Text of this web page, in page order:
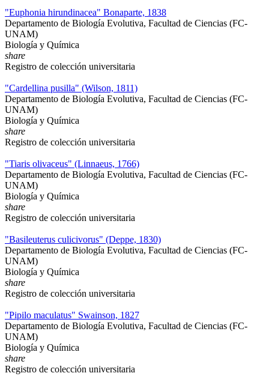
"Euphonia hirundinacea" Bonaparte, 1838
Departamento de Biología Evolutiva, Facultad de Ciencias (FC-
UNAM)
Biología y Química
share
Registro de colección universitaria
"Cardellina pusilla" (Wilson, 1811)
Departamento de Biología Evolutiva, Facultad de Ciencias (FC-
UNAM)
Biología y Química
share
Registro de colección universitaria
"Tiaris olivaceus" (Linnaeus, 1766)
Departamento de Biología Evolutiva, Facultad de Ciencias (FC-
UNAM)
Biología y Química
share
Registro de colección universitaria
"Basileuterus culicivorus" (Deppe, 1830)
Departamento de Biología Evolutiva, Facultad de Ciencias (FC-
UNAM)
Biología y Química
share
Registro de colección universitaria
"Pipilo maculatus" Swainson, 1827
Departamento de Biología Evolutiva, Facultad de Ciencias (FC-
UNAM)
Biología y Química
share
Registro de colección universitaria